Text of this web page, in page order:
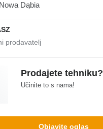
Dąbia
Prodajete tehniku?
Učinite to s nama!
Objavite oglas